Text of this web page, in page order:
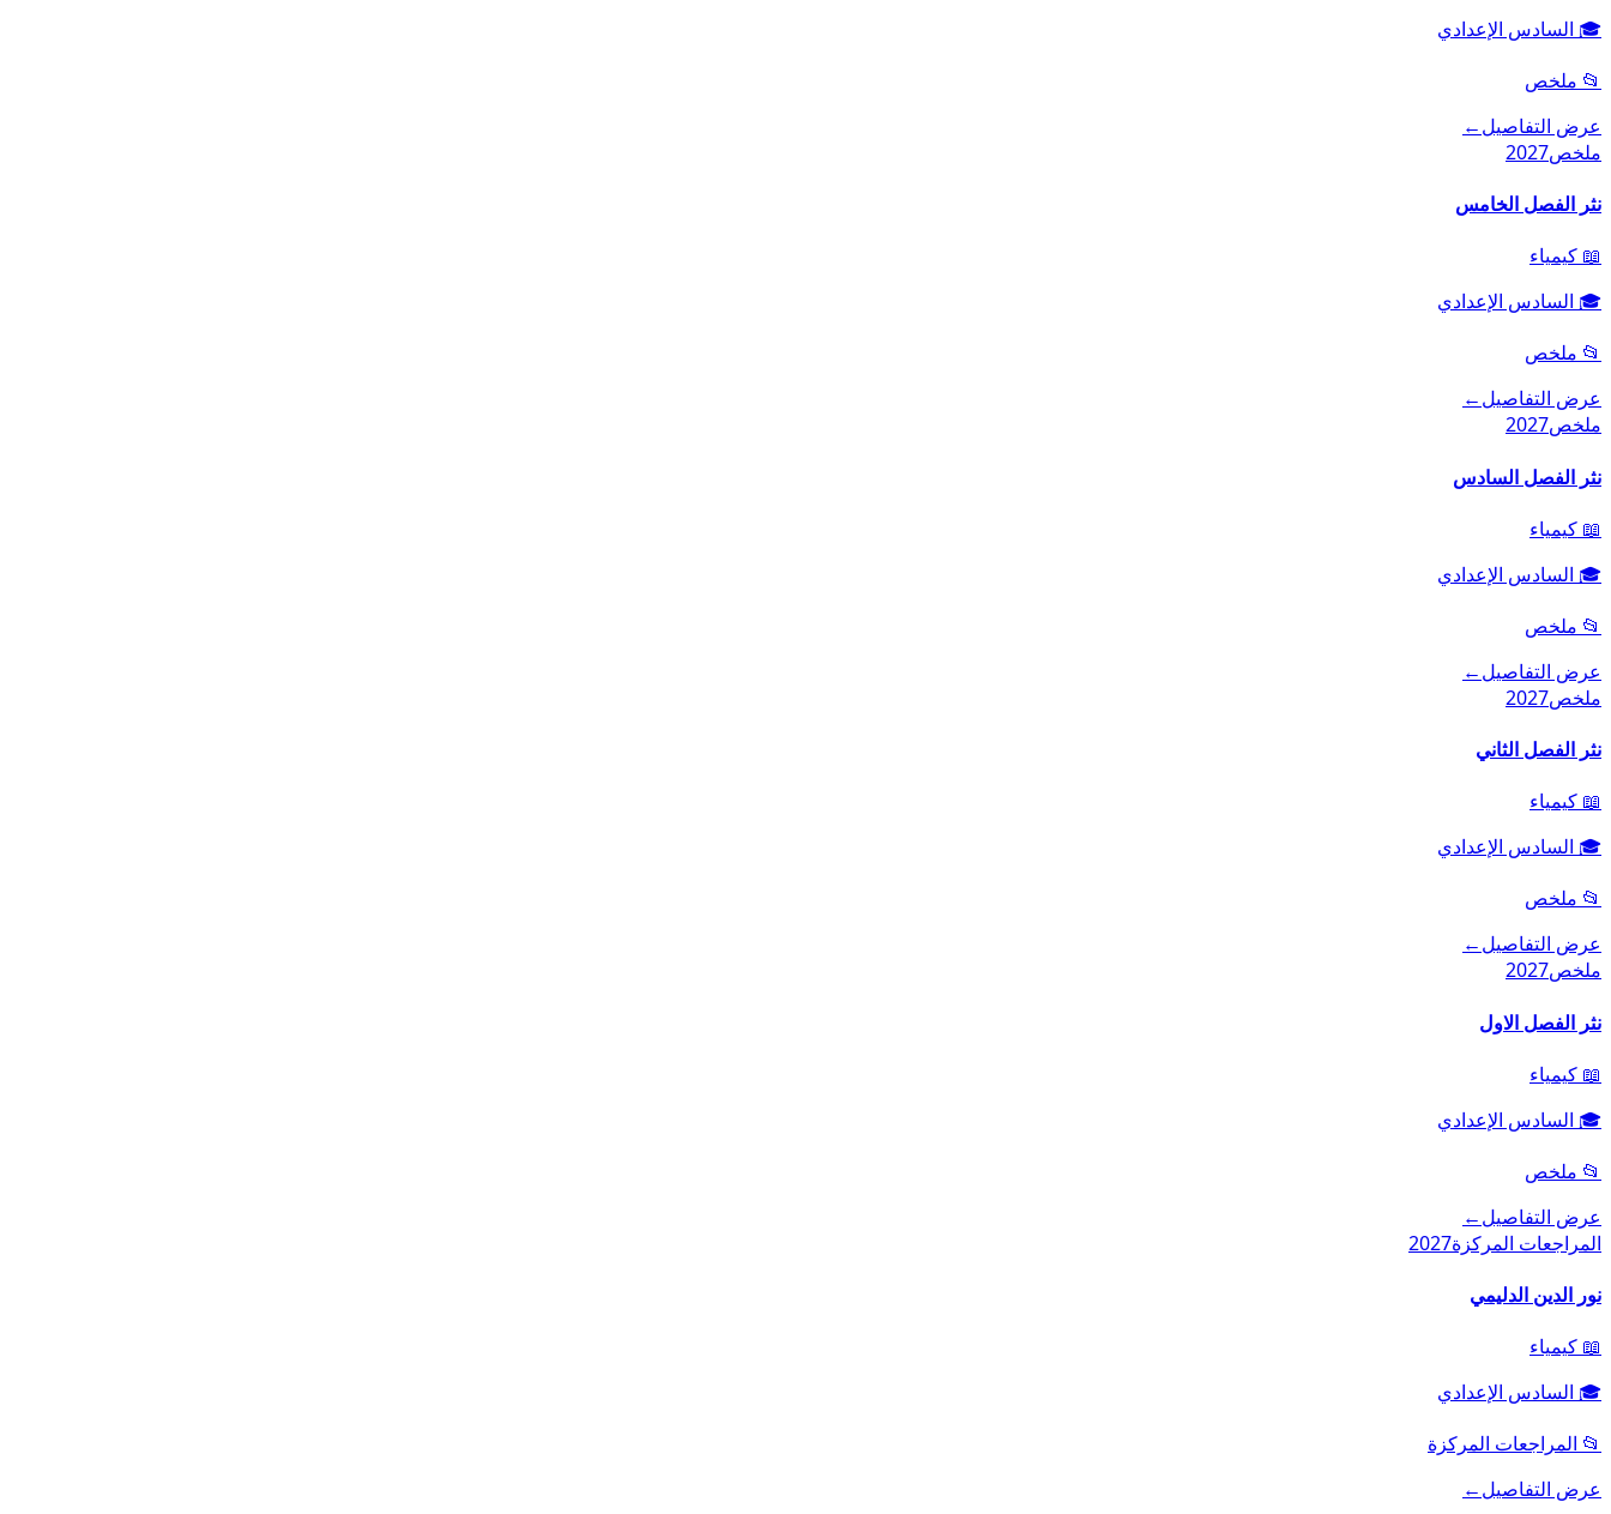
🎓 السادس الإعدادي
📂 ملخص
عرض التفاصيل←
ملخص2027
نثر الفصل الخامس
📖 كيمياء
🎓 السادس الإعدادي
📂 ملخص
عرض التفاصيل←
ملخص2027
نثر الفصل السادس
📖 كيمياء
🎓 السادس الإعدادي
📂 ملخص
عرض التفاصيل←
ملخص2027
نثر الفصل الثاني
📖 كيمياء
🎓 السادس الإعدادي
📂 ملخص
عرض التفاصيل←
ملخص2027
نثر الفصل الاول
📖 كيمياء
🎓 السادس الإعدادي
📂 ملخص
عرض التفاصيل←
المراجعات المركزة2027
نور الدين الدليمي
📖 كيمياء
🎓 السادس الإعدادي
📂 المراجعات المركزة
عرض التفاصيل←